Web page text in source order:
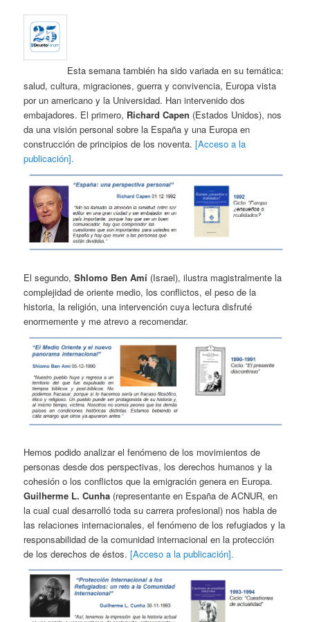
Esta semana también ha sido variada en su temática:
salud, cultura, migraciones, guerra y convivencia, Europa vista
por un americano y la Universidad. Han intervenido dos
embajadores. El primero, Richard Capen (Estados Unidos), nos
da una visión personal sobre la España y una Europa en
construcción de principios de los noventa.[Acceso a la
publicación].
El segundo,Shlomo Ben Amí (Israel), ilustra magistralmente la
complejidad de oriente medio, los conflictos, el peso de la
historia, la religión, una intervención cuya lectura disfruté
enormemente y me atrevo a recomendar.
Hemos podido analizar el fenómeno de los movimientos de
personas desde dos perspectivas, los derechos humanos y la
cohesión o los conflictos que la emigración genera en Europa.
Guilherme L. Cunha (representante en España de ACNUR, en
la cual cual desarrolló toda su carrera profesional) nos habla de
las relaciones internacionales, el fenómeno de los refugiados y la
responsabilidad de la comunidad internacional en la protección
de los derechos de éstos.[Acceso a la publicación].